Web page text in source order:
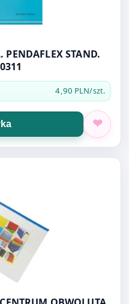
PENDAFLEX STAND.
4,90 PLN/szt.
A4 CENTRUM